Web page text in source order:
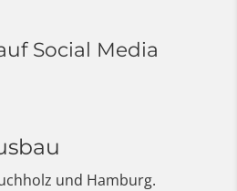
Social Media
und Hamburg.